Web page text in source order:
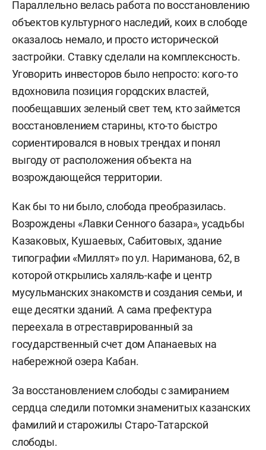
Параллельно велась работа по восстановлению
объектов культурного наследий, коих в слободе
оказалось немало, и просто исторической
застройки. Ставку сделали на комплексность.
Уговорить инвесторов было непросто: кого-то
вдохновила позиция городских властей,
пообещавших зеленый свет тем, кто займется
восстановлением старины, кто-то быстро
сориентировался в новых трендах и понял
выгоду от расположения объекта на
возрождающейся территории.
Как бы то ни было, слобода преобразилась.
Возрождены «Лавки Сенного базара», усадьбы
Казаковых, Кушаевых, Сабитовых, здание
типографии «Миллят» по ул. Нариманова, 62, в
которой открылись халяль-кафе и центр
мусульманских знакомств и создания семьи, и
еще десятки зданий. А сама префектура
переехала в отреставрированный за
государственный счет дом Апанаевых на
набережной озера Кабан.
За восстановлением слободы с замиранием
сердца следили потомки знаменитых казанских
фамилий и старожилы Старо-Татарской
слободы.